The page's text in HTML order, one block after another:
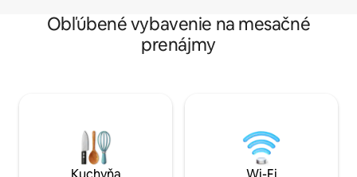
Obľúbené vybavenie na mesačné
prenájmy